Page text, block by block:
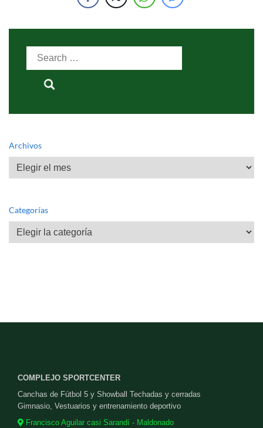
Search
for:
Archivos
Archivos
Categorías
Categorías
COMPLEJO SPORTCENTER
Canchas de Fútbol 5 y Showball Techadas y cerradas
Gimnasio, Vestuarios y entrenamiento deportivo
Francisco Aguilar casi Sarandí - Maldonado